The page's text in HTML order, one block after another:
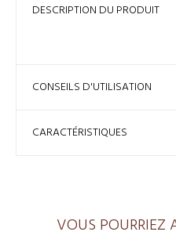
DESCRIPTION DU PRODUIT
CONSEILS D'UTILISATION
CARACTÉRISTIQUES
VOUS POURRIEZ